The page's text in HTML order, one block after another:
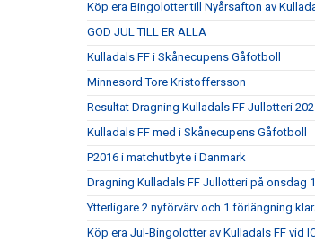
Köp era Bingolotter till Nyårsafton av
GOD JUL TILL ER ALLA
Kulladals FF i Skånecupens Gåfotboll
Minnesord Tore Kristoffersson
Resultat Dragning Kulladals FF Jullotteri
Kulladals FF med i Skånecupens Gåfotboll
P2016 i matchutbyte i Danmark
Dragning Kulladals FF Jullotteri på onsdag
Ytterligare 2 nyförvärv och 1 förlängning
Köp era Jul-Bingolotter av Kulladals FF vid